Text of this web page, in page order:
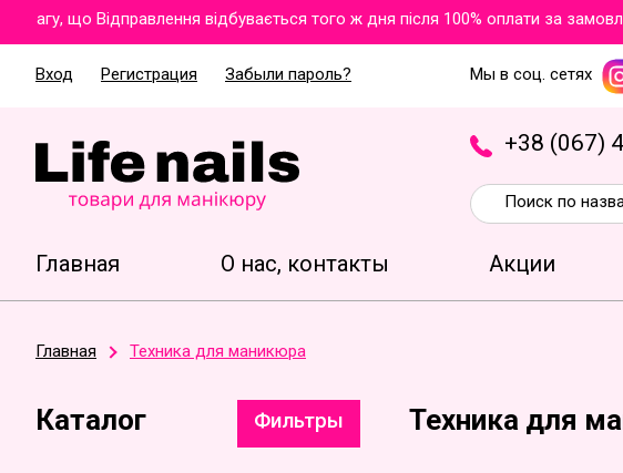
що Відправлення відбувається того ж дня після 100% оплати за
Вход Регистрация Забыли пароль? Мы в соц. сетях
+38 (067) 4
Главная О нас, контакты Акции
Главная Техника для маникюра
Каталог Фильтры Техника для